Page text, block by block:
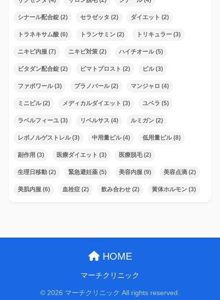
シナール配合錠(2) セラゼッタ (2) ダイエット (2)
トラネキサム酸(6) トランサミン(2) トリキュラー(3)
ニキビ内服(7) ニキビ対策(2) ハイチオール(5)
ビタダン配合錠(2) ビマトプロスト (2) ピル(3)
ファボワール(3) プラノバール(2) マンジャロ (4)
ミニピル(2) メディカルダイエット (3) ユベラ (5)
ラベルフィーユ(3) リベルサス (4) ルミガン(2)
レボノルゲストレル(3) 中用量ピル(4) 低用量ピル(8)
副作用 (3) 医療ダイエット (3) 医療脱毛(2)
生理日移動(2) 緊急避妊薬(5) 美容内服(9) 美容点滴(2)
美肌内服(6) 血栓症(2) 飲み合わせ(2) 黄体ホルモン(3)
HOME
マーチクリニック
© 2026 マーチクリニック All rights reserved.